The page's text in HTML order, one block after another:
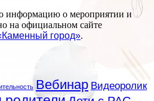
информацию о мероприятии и
на официальном сайте
город».
Вебинар Видеоролик